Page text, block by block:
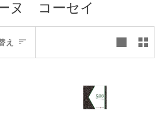
ヌ コーセイ
え